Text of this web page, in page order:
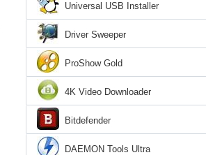
Universal USB Installer
Driver Sweeper
ProShow Gold
4K Video Downloader
Bitdefender
DAEMON Tools Ultra